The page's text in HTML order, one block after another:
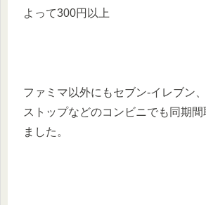
よって300円以上
ファミマ以外にもセブン‐イレブン
ストップなどのコンビニでも同期間
ました。